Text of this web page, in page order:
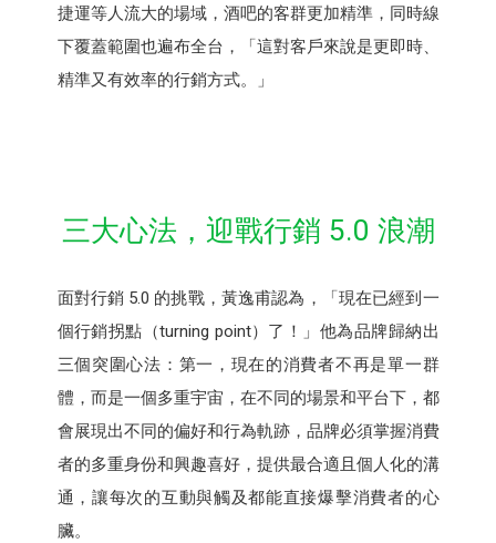
捷運等人流大的場域，酒吧的客群更加精準，同時線
下覆蓋範圍也遍布全台，「這對客戶來說是更即時、
精準又有效率的行銷方式。」
三大心法，迎戰行銷 5.0 浪潮
面對行銷 5.0 的挑戰，黃逸甫認為，「現在已經到一
個行銷拐點（turning point）了！」他為品牌歸納出
三個突圍心法：第一，現在的消費者不再是單一群
體，而是一個多重宇宙，在不同的場景和平台下，都
會展現出不同的偏好和行為軌跡，品牌必須掌握消費
者的多重身份和興趣喜好，提供最合適且個人化的溝
通，讓每次的互動與觸及都能直接爆擊消費者的心
臟。